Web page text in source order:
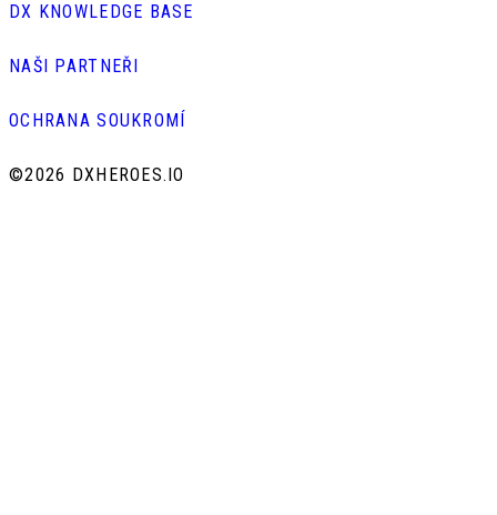
DX KNOWLEDGE BASE
NAŠI PARTNEŘI
OCHRANA SOUKROMÍ
©2026 DXHEROES.IO